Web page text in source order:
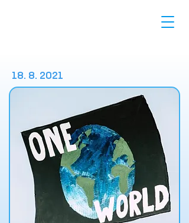
18. 8. 2021